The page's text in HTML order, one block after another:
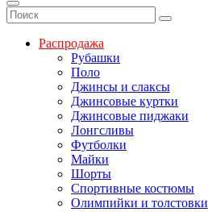
Распродажа
Рубашки
Поло
Джинсы и слаксы
Джинсовые куртки
Джинсовые пиджаки
Лонгсливы
Футболки
Майки
Шорты
Спортивные костюмы
Олимпийки и толстовки